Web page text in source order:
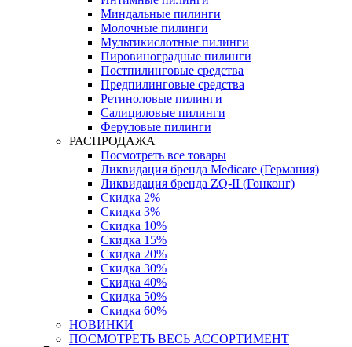
Миндальные пилинги
Молочные пилинги
Мультикислотные пилинги
Пировиноградные пилинги
Постпилинговые средства
Предпилинговые средства
Ретиноловые пилинги
Салициловые пилинги
Феруловые пилинги
РАСПРОДАЖА
Посмотреть все товары
Ликвидация бренда Medicare (Германия)
Ликвидация бренда ZQ-II (Гонконг)
Скидка 2%
Скидка 3%
Скидка 10%
Скидка 15%
Скидка 20%
Скидка 30%
Скидка 40%
Скидка 50%
Скидка 60%
НОВИНКИ
ПОСМОТРЕТЬ ВЕСЬ АССОРТИМЕНТ